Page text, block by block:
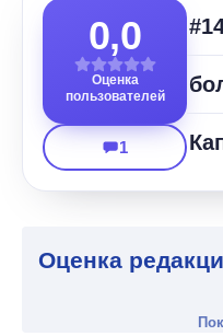
0,0
Оценка
пользователей
1
Оценка